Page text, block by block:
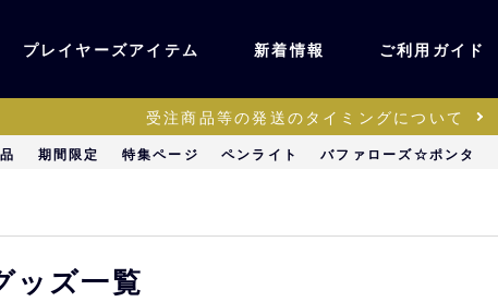
センティック
ユニフォーム・ワッ
レル キッズ・ベビー
プレイヤーズアイテム 新着情報 ご利用ガイド
受注商品等の発送のタイミングについて
期間限定 特集ページ ペンライト バファローズ☆ポンタ
ッズ一覧